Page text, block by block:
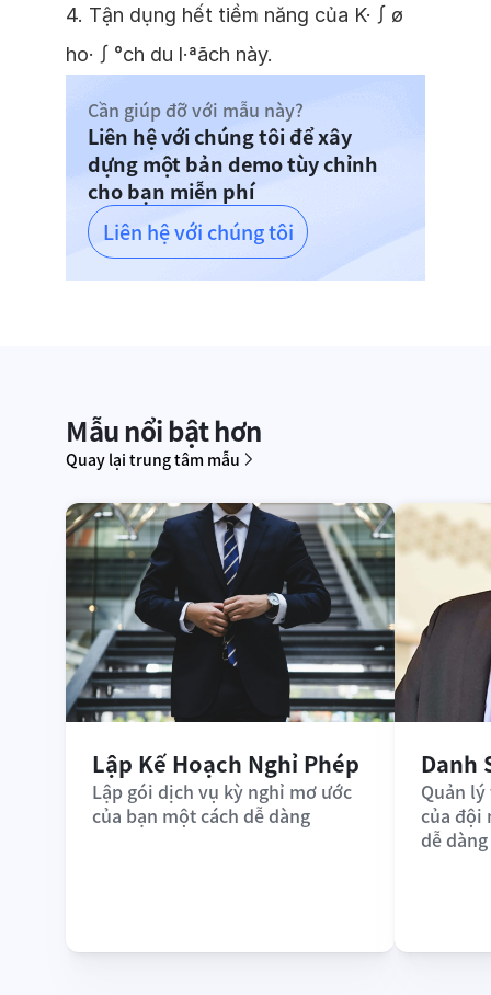
4. Tận dụng hết tiềm năng của K·∫ø
ho·∫°ch du l·ªãch này.
Liên hệ với chúng tôi
Cần giúp đỡ với mẫu này?
Liên hệ với chúng tôi để xây
dựng một bản demo tùy chỉnh
cho bạn miễn phí
Mẫu nổi bật hơn
Quay lại trung tâm mẫu
Lập Kế Hoạch Nghỉ Phép
Lập gói dịch vụ kỳ nghỉ mơ ước
của bạn một cách dễ dàng
Danh
Quản
của đội
dễ dàng